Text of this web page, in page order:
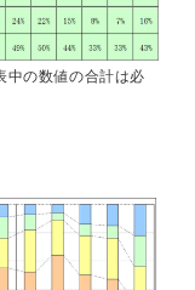
中の数値の合計は必